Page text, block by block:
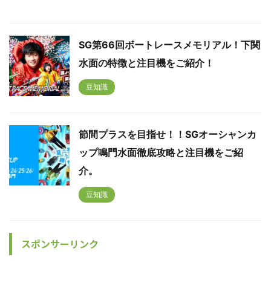
SG第66回ボートレースメモリアル！下関
水面の特徴と注目機をご紹介！
豆知識
節間プラスを目指せ！！SGオーシャンカ
ップ鳴門水面徹底攻略と注目機をご紹
介。
豆知識
スポンサーリンク